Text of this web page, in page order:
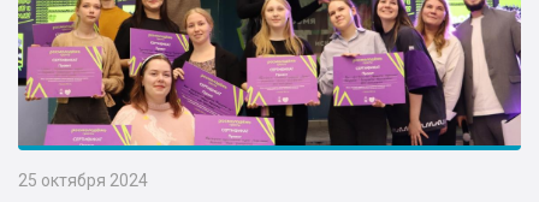
25 октября 2024